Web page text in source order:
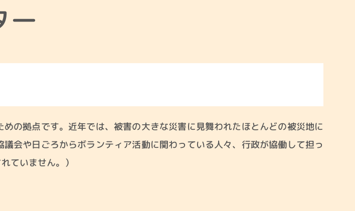
ィアセンター
ー
の拠点です。近年では、被害の大きな災害に見舞われたほとんどの被災地に
会や日ごろからボランティア活動に関わっている人々、行政が協働して担っ
ていません。）